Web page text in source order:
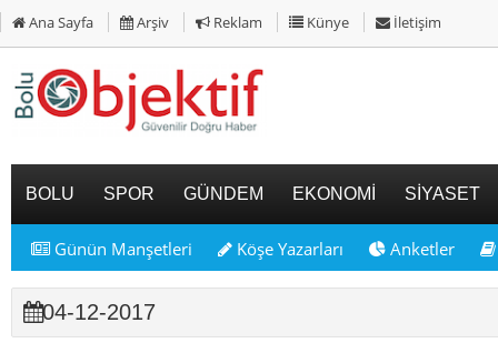
Ana Sayfa Arşiv Reklam Künye İletişim
BOLU SPOR GÜNDEM EKONOMİ SİYASET
Günün Manşetleri Köşe Yazarları Anketler
04-12-2017